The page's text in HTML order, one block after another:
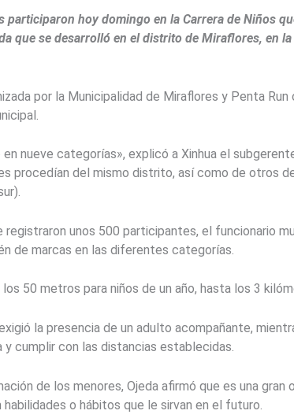
participaron hoy domingo en la Carrera de Niños
que se desarrolló en el distrito de Miraflores, en
por la Municipalidad de Miraflores y Penta
nueve categorías», explicó a Xinhua el
procedían del mismo distrito, así como de otros
unos 500 participantes, el funcionario
de marcas en las diferentes categorías.
50 metros para niños de un año, hasta los 3
la presencia de un adulto acompañante,
cumplir con las distancias establecidas.
de los menores, Ojeda afirmó que es una
o hábitos que le sirvan en el futuro.